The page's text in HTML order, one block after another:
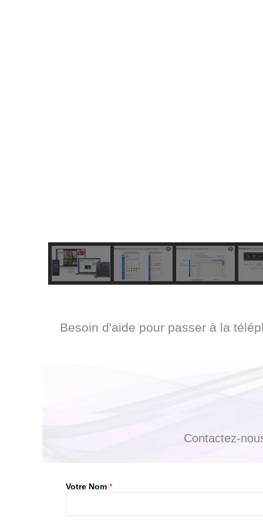
Besoin d'aide pour passer à la
Contactez-
Votre Nom *